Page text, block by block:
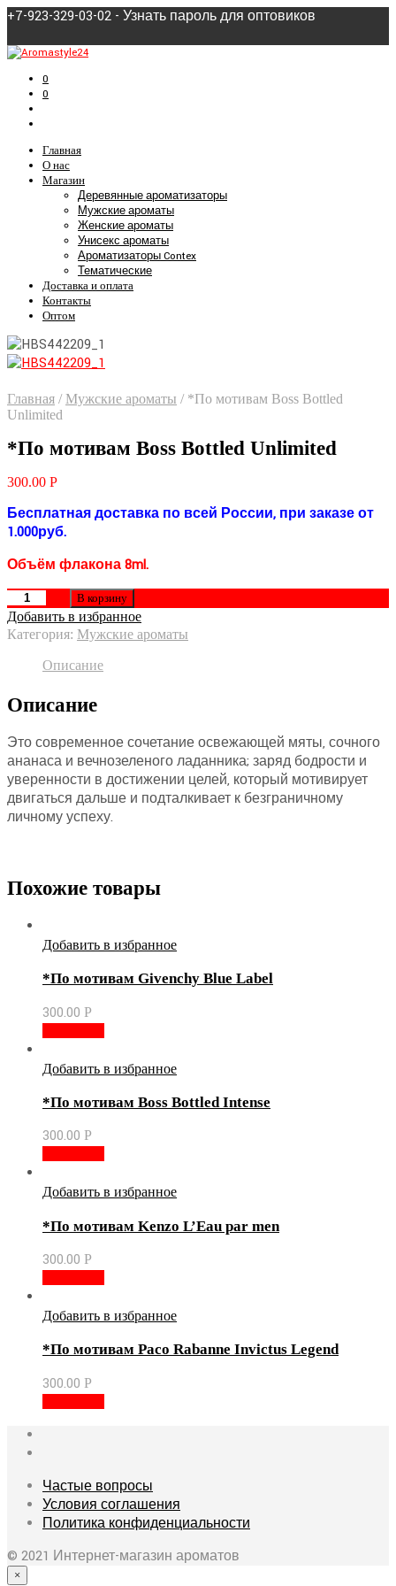
+7-923-329-03-02 - Узнать пароль для оптовиков
0
0
Главная
О нас
Магазин
Деревянные ароматизаторы
Мужские ароматы
Женские ароматы
Унисекс ароматы
Ароматизаторы Contex
Тематические
Доставка и оплата
Контакты
Оптом
Главная / Мужские ароматы /*По мотивам Boss Bottled
Unlimited
*По мотивам Boss Bottled Unlimited
300.00 Р
Бесплатная доставка по всей России, при заказе от
1.000руб.
Объём флакона 8ml.
В корзину
Добавить в избранное
Категория: Мужские ароматы
Описание
Описание
Это современное сочетание освежающей мяты, сочного
ананаса и вечнозеленого ладанника; заряд бодрости и
уверенности в достижении целей, который мотивирует
двигаться дальше и подталкивает к безграничному
личному успеху.
Похожие товары
Добавить в избранное
*По мотивам Givenchy Blue Label
300.00 Р
Добавить в избранное
*По мотивам Boss Bottled Intense
300.00 Р
Добавить в избранное
*По мотивам Kenzo L’Eau par men
300.00 Р
Добавить в избранное
*По мотивам Paco Rabanne Invictus Legend
300.00 Р
Частые вопросы
Условия соглашения
Политика конфиденциальности
© 2021 Интернет-магазин ароматов
×